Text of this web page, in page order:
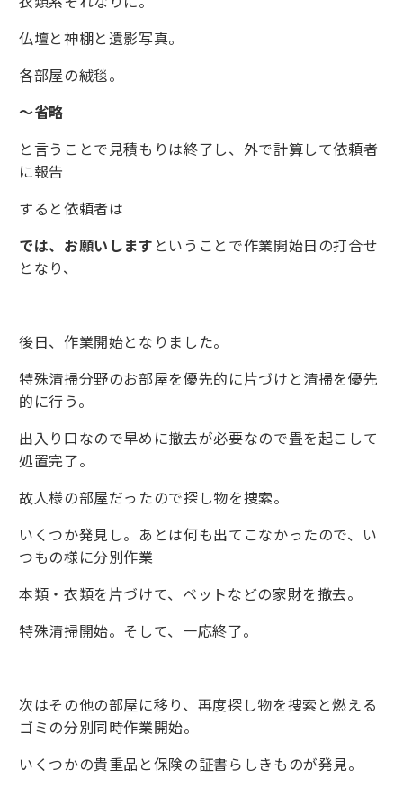
仏壇と神棚と遺影写真。
各部屋の絨毯。
～省略
と言うことで見積もりは終了し、外で計算して依頼者
に報告
すると依頼者は
では、お願いします ということで作業開始日の打合せ
となり、
後日、作業開始となりました。
特殊清掃分野のお部屋を優先的に片づけと清掃を優先
的に行う。
出入り口なので早めに撤去が必要なので畳を起こして
処置完了。
故人様の部屋だったので探し物を捜索。
いくつか発見し。あとは何も出てこなかったので、い
つもの様に分別作業
本類・衣類を片づけて、ベットなどの家財を撤去。
特殊清掃開始。そして、一応終了。
次はその他の部屋に移り、再度探し物を捜索と燃える
ゴミの分別同時作業開始。
いくつかの貴重品と保険の証書らしきものが発見。